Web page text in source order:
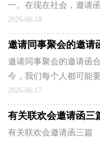
一。在现在社会，邀请
式，你掌握了吗下面是
2026-06-18
邀请同事聚会的邀请
邀请同事聚会的邀请函
今，我们每个人都可能
吧，以下是小编精心整
2026-06-17
有关联欢会邀请函三
有关联欢会邀请函三篇